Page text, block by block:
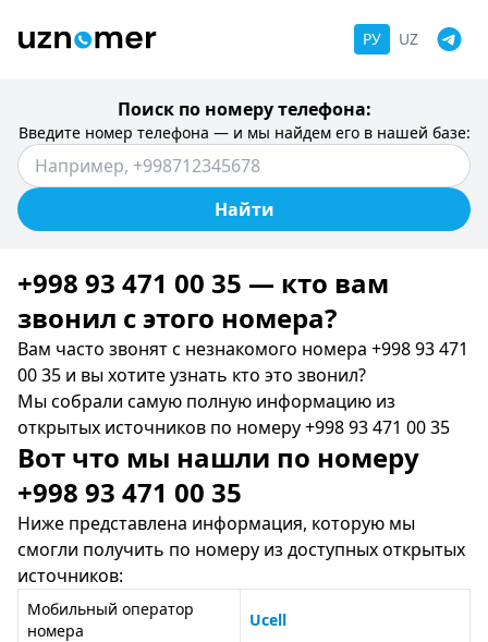
РУ UZ
Поиск по номеру телефона:
Введите номер телефона — и мы найдем его в нашей базе:
Найти
+998 93 471 00 35 — кто вам
звонил c этого номера?
Вам часто звонят с незнакомого номера +998 93 471
00 35 и вы хотите узнать кто это звонил?
Мы собрали самую полную информацию из
открытых источников по номеру +998 93 471 00 35
Вот что мы нашли по номеру
+998 93 471 00 35
Ниже представлена информация, которую мы
смогли получить по номеру из доступных открытых
источников:
Мобильный оператор
номера
Ucell